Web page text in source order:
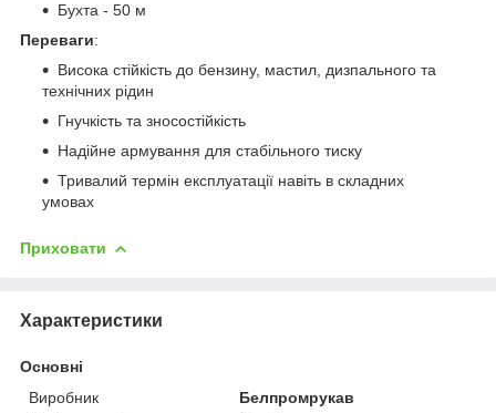
Бухта - 50 м
Переваги:
Висока стійкість до бензину, мастил, дизпального та
технічних рідин
Гнучкість та зносостійкість
Надійне армування для стабільного тиску
Тривалий термін експлуатації навіть в складних
умовах
Приховати
Характеристики
Основні
Виробник
Белпромрукав